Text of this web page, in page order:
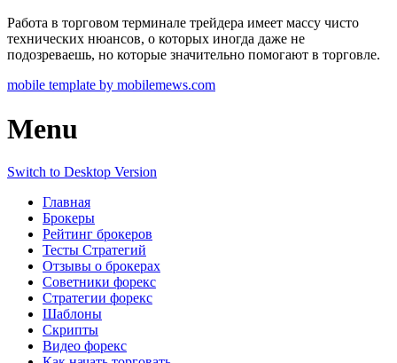
Работа в торговом терминале трейдера имеет массу чисто
технических нюансов, о которых иногда даже не
подозреваешь, но которые значительно помогают в торговле.
mobile template by mobilemews.com
Menu
Switch to Desktop Version
Главная
Брокеры
Рейтинг брокеров
Тесты Стратегий
Отзывы о брокерах
Советники форекс
Стратегии форекс
Шаблоны
Скрипты
Видео форекс